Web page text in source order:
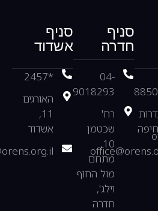
סניף
אשדוד
*2457
האורגים
11,
אשדוד
סניף
חדרה
04-
9018293
רח'
שכטמן
10,
מתחם
מול החוף
וילג',
חדרה